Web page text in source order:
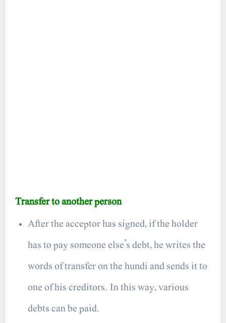
Transfer to another person
After the acceptor has signed, if the holder
has to pay someone else’s debt, he writes the
words of transfer on the hundi and sends it to
one of his creditors. In this way, various
debts can be paid.